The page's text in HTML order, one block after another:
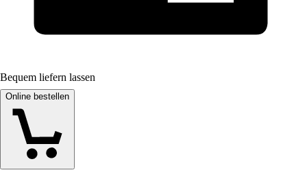
Bequem liefern lassen
Online bestellen